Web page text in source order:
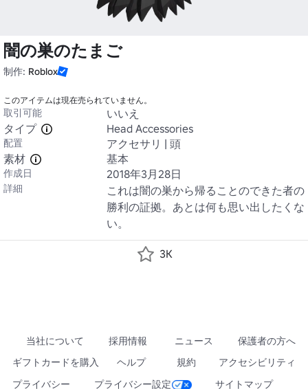
闇の巣のたまご
制作: Roblox
このアイテムは現在売られていません。
取引可能
いいえ
タイプ
Head Accessories
配置
アクセサリ | 頭
素材
基本
作成日 2018年3月28日
詳細
これは闇の巣から帰ることのできた者の
勝利の証拠。あとは何も思い出したくな
い。
3K
当社について 採用情報 ニュース
保護者の方へ
ギフトカードを購入
ヘルプ 規約
アクセシビリティ
プライバシー
プライバシー設定 サイトマップ